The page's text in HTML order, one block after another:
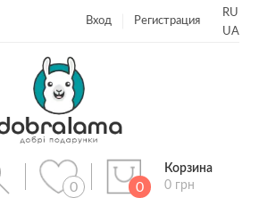
Вход Регистрация
RU
UA
0 0
Корзина
0 грн